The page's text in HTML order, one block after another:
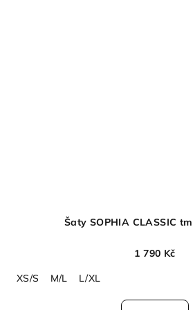
Šaty SOPHIA CLASSIC
1 790 Kč
XS/S
M/L L/XL